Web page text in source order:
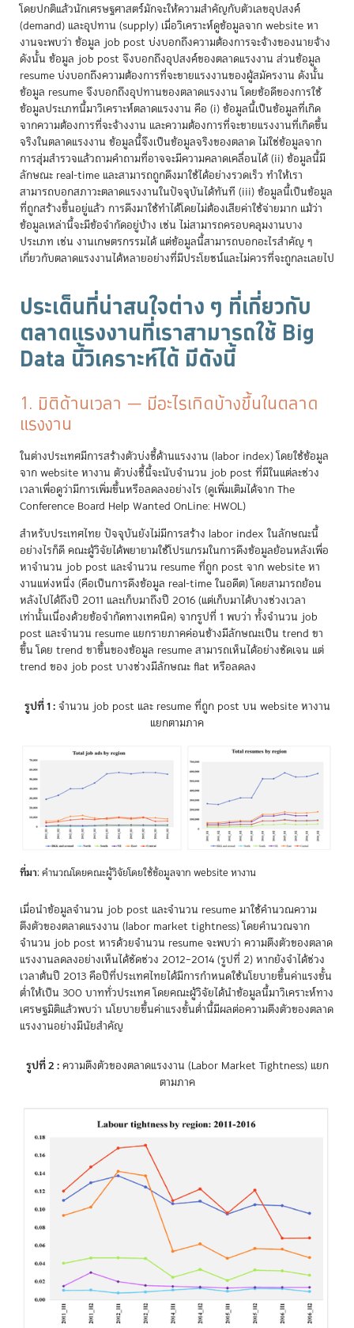
โดยปกติแล้วนักเศรษฐศาสตร์มักจะให้ความสำคัญกับตัวเลขอุปสงค์
(demand) และอุปทาน (supply) เมื่อวิเคราะห์ดูข้อมูลจาก website หา
งานจะพบว่า ข้อมูล job post บ่งบอกถึงความต้องการจะจ้างของนายจ้าง
ดังนั้น ข้อมูล job post จึงบอกถึงอุปสงค์ของตลาดแรงงาน ส่วนข้อมูล
resume บ่งบอกถึงความต้องการที่จะขายแรงงานของผู้สมัครงาน ดังนั้น
ข้อมูล resume จึงบอกถึงอุปทานของตลาดแรงงาน โดยข้อดีของการใช้
ข้อมูลประเภทนี้มาวิเคราะห์ตลาดแรงงาน คือ (i) ข้อมูลนี้เป็นข้อมูลที่เกิด
จากความต้องการที่จะจ้างงาน และความต้องการที่จะขายแรงงานที่เกิดขึ้น
จริงในตลาดแรงงาน ข้อมูลนี้จึงเป็นข้อมูลจริงของตลาด ไม่ใช่ข้อมูลจาก
การสุ่มสำรวจแล้วถามคำถามที่อาจจะมีความคลาดเคลื่อนได้ (ii) ข้อมูลนี้มี
ลักษณะ real-time และสามารถถูกดึงมาใช้ได้อย่างรวดเร็ว ทำให้เรา
สามารถบอกสภาวะตลาดแรงงานในปัจจุบันได้ทันที (iii) ข้อมูลนี้เป็นข้อมูล
ที่ถูกสร้างขึ้นอยู่แล้ว การดึงมาใช้ทำได้โดยไม่ต้องเสียค่าใช้จ่ายมาก แม้ว่า
ข้อมูลเหล่านี้จะมีข้อจำกัดอยู่บ้าง เช่น ไม่สามารถครอบคลุมงานบาง
ประเภท เช่น งานเกษตรกรรมได้ แต่ข้อมูลนี้สามารถบอกอะไรสำคัญ ๆ
เกี่ยวกับตลาดแรงงานได้หลายอย่างที่มีประโยชน์และไม่ควรที่จะถูกละเลยไป
ประเด็นที่น่าสนใจต่าง ๆ ที่เกี่ยวกับ
ตลาดแรงงานที่เราสามารถใช้ Big
Data นี้วิเคราะห์ได้ มีดังนี้
1. มิติด้านเวลา — มีอะไรเกิดบ้างขึ้นในตลาด
แรงงาน
ในต่างประเทศมีการสร้างตัวบ่งชี้ด้านแรงงาน (labor index) โดยใช้ข้อมูล
จาก website หางาน ตัวบ่งชี้นี้จะนับจำนวน job post ที่มีในแต่ละช่วง
เวลาเพื่อดูว่ามีการเพิ่มขึ้นหรือลดลงอย่างไร (ดูเพิ่มเติมได้จาก The
Conference Board Help Wanted OnLine: HWOL)
สำหรับประเทศไทย ปัจจุบันยังไม่มีการสร้าง labor index ในลักษณะนี้
อย่างไรก็ดี คณะผู้วิจัยได้พยายามใช้โปรแกรมในการดึงข้อมูลย้อนหลังเพื่อ
หาจำนวน job post และจำนวน resume ที่ถูก post จาก website หา
งานแห่งหนึ่ง (คือเป็นการดึงข้อมูล real-time ในอดีต) โดยสามารถย้อน
หลังไปได้ถึงปี 2011 และเก็บมาถึงปี 2016 (แต่เก็บมาได้บางช่วงเวลา
เท่านั้นเนื่องด้วยข้อจำกัดทางเทคนิค) จากรูปที่ 1 พบว่า ทั้งจำนวน job
post และจำนวน resume แยกรายภาคค่อนข้างมีลักษณะเป็น trend ขา
ขึ้น โดย trend ขาขึ้นของข้อมูล resume สามารถเห็นได้อย่างชัดเจน แต่
trend ของ job post บางช่วงมีลักษณะ flat หรือลดลง
รูปที่ 1 :จำนวน job post และ resume ที่ถูก post บน website หางาน
แยกตามภาค
ที่มา: คำนวณโดยคณะผู้วิจัยโดยใช้ข้อมูลจาก website หางาน
เมื่อนำข้อมูลจำนวน job post และจำนวน resume มาใช้คำนวณความ
ตึงตัวของตลาดแรงงาน (labor market tightness) โดยคำนวณจาก
จำนวน job post หารด้วยจำนวน resume จะพบว่า ความตึงตัวของตลาด
แรงงานลดลงอย่างเห็นได้ชัดช่วง 2012–2014 (รูปที่ 2) หากยังจำได้ช่วง
เวลาต้นปี 2013 คือปีที่ประเทศไทยได้มีการกำหนดใช้นโยบายขึ้นค่าแรงขั้น
ต่ำให้เป็น 300 บาททั่วประเทศ โดยคณะผู้วิจัยได้นำข้อมูลนี้มาวิเคราะห์ทาง
เศรษฐมิติแล้วพบว่า นโยบายขึ้นค่าแรงขั้นต่ำนี้มีผลต่อความตึงตัวของตลาด
แรงงานอย่างมีนัยสำคัญ
รูปที่ 2 :ความตึงตัวของตลาดแรงงาน (Labor Market Tightness) แยก
ตามภาค